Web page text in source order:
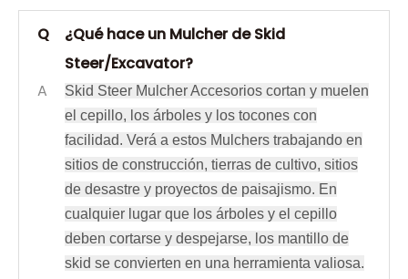
Q
¿Qué hace un Mulcher de Skid
Steer/Excavator?
A
Skid Steer Mulcher Accesorios cortan y muelen
el cepillo, los árboles y los tocones con
facilidad. Verá a estos Mulchers trabajando en
sitios de construcción, tierras de cultivo, sitios
de desastre y proyectos de paisajismo. En
cualquier lugar que los árboles y el cepillo
deben cortarse y despejarse, los mantillo de
skid se convierten en una herramienta valiosa.